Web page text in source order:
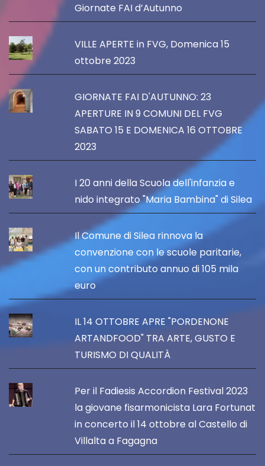
Giornate FAI d’Autunno
VILLE APERTE in FVG, Domenica 15
ottobre 2023
GIORNATE FAI D'AUTUNNO: 23
APERTURE IN 9 COMUNI DEL FVG
SABATO 15 E DOMENICA 16 OTTOBRE
2023
I 20 anni della Scuola dell'infanzia e
nido integrato "Maria Bambina" di Silea
Il Comune di Silea rinnova la
convenzione con le scuole paritarie,
con un contributo annuo di 105 mila
euro
IL 14 OTTOBRE APRE "PORDENONE
ARTANDFOOD" TRA ARTE, GUSTO E
TURISMO DI QUALITÀ
Per il Fadiesis Accordion Festival 2023
la giovane fisarmonicista Lara Fortunat
in concerto il 14 ottobre al Castello di
Villalta a Fagagna